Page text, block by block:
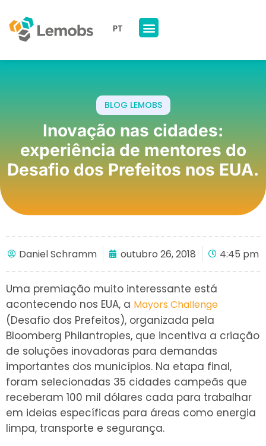
PT
BLOG LEMOBS
Inovação nas cidades:
experiência de mentores do
Desafio dos Prefeitos nos EUA.
Daniel Schramm outubro 26, 2018 4:45 pm
Uma premiação muito interessante está
acontecendo nos EUA, a Mayors Challenge
(Desafio dos Prefeitos), organizada pela
Bloomberg Philantropies, que incentiva a criação
de soluções inovadoras para demandas
importantes dos municípios. Na etapa final,
foram selecionadas 35 cidades campeãs que
receberam 100 mil dólares cada para trabalhar
em ideias específicas para áreas como energia
limpa, transporte e segurança.